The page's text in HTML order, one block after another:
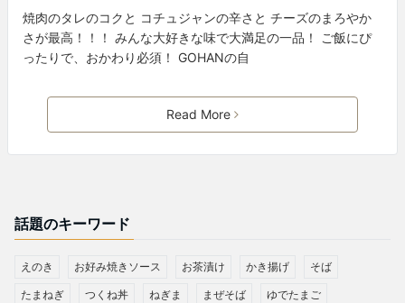
焼肉のタレのコクと コチュジャンの辛さと チーズのまろやか
さが最高！！！ みんな大好きな味で大満足の一品！ ご飯にぴ
ったりで、おかわり必須！ GOHANの自
Read More
話題のキーワード
えのき お好み焼きソース お茶漬け かき揚げ そば
たまねぎ つくね丼 ねぎま まぜそば ゆでたまご